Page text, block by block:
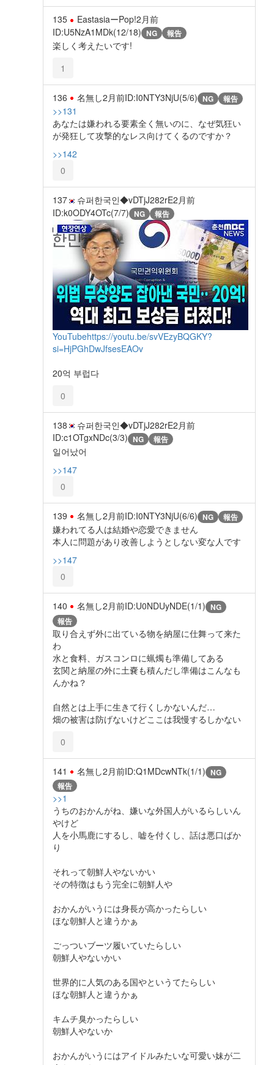
135 EastasiaーPop!2月前
ID:U5NzA1MDk(12/18) NG 報告
楽しく考えたいです!
1
136 名無し2月前ID:I0NTY3NjU(5/6) NG 報告
>>131
あなたは嫌われる要素全く無いのに、なぜ気狂い
が発狂して攻撃的なレス向けてくるのですか？
>>142
0
137 슈퍼한국인◆vDTjJ282rE2月前
ID:k0ODY4OTc(7/7) NG 報告
YouTubehttps://youtu.be/svVEzyBQGKY?
si=HjPGhDwJfsesEAOv
20억 부럽다
0
138 슈퍼한국인◆vDTjJ282rE2月前
ID:c1OTgxNDc(3/3) NG 報告
일어났어
>>147
0
139 名無し2月前ID:I0NTY3NjU(6/6) NG 報告
嫌われてる人は結婚や恋愛できません
本人に問題があり改善しようとしない変な人です
>>147
0
140 名無し2月前ID:U0NDUyNDE(1/1) NG
報告
取り合えず外に出ている物を納屋に仕舞って来た
わ
水と食料、ガスコンロに蝋燭も準備してある
玄関と納屋の外に土嚢も積んだし準備はこんなも
んかね？
自然とは上手に生きて行くしかないんだ…
畑の被害は防げないけどここは我慢するしかない
0
141 名無し2月前ID:Q1MDcwNTk(1/1) NG
報告
>>1
うちのおかんがね、嫌いな外国人がいるらしいん
やけど
人を小馬鹿にするし、嘘を付くし、話は悪口ばか
り
それって朝鮮人やないかい
その特徴はもう完全に朝鮮人や
おかんがいうには身長が高かったらしい
ほな朝鮮人と違うかぁ
ごっついブーツ履いていたらしい
朝鮮人やないかい
世界的に人気のある国やというてたらしい
ほな朝鮮人と違うかぁ
キムチ臭かったらしい
朝鮮人やないか
おかんがいうにはアイドルみたいな可愛い妹が二